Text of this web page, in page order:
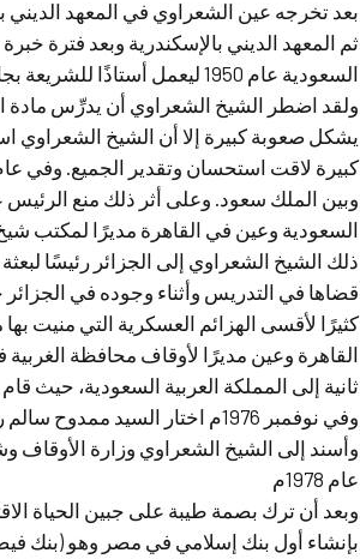
بعد تخرجه عين الشعراوي في المعهد الديني
ثم المعهد الديني بالإسكندرية وبعد فترة
السعودية عام 1950 ليعمل أستاذًا للشريعة بجامعة أم القرى
ولقد اضطر الشيخ الشعراوي أن يدرِّس مادة
يشكل صعوبة كبيرة إلا أن الشيخ الشعراوي
وبين الملك سعود. وعلى أثر ذلك منع الرئيس
السعودية وعين في القاهرة مديرًا لمكتب
ذلك الشيخ الشعراوي إلى الجزائر رئيسًا
كثيرًا لأقسى الهزائم العسكرية التي منيت
القاهرة وعين مديرًا لأوقاف محافظة الغربية
ثانية إلى المملكة العربية السعودية، حيث
وفي نوفمبر 1976م اختار السيد ممدوح سالم رئيس الوزراء آنذاك أعضاء وزارته
وأسند إلى الشيخ الشعراوي وزارة الأوقاف
عام 1978م
وبعد أن ترك بصمة طيبة على جبين الحياة
بإنشاء أول بنك إسلامي في مصر وهو (بنك